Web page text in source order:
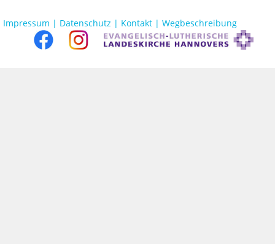
Impressum | Datenschutz | Kontakt | Wegbeschreibung